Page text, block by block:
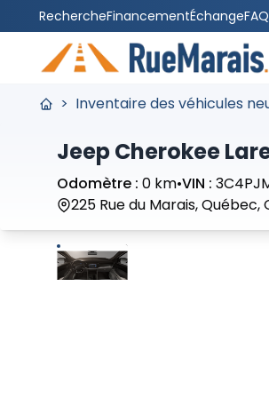
RechercheFinancementÉchangeFAQ
> Inventaire des véhicules
Jeep Cherokee
Odomètre : 0 km•VIN :
225 Rue du Marais, Québec,